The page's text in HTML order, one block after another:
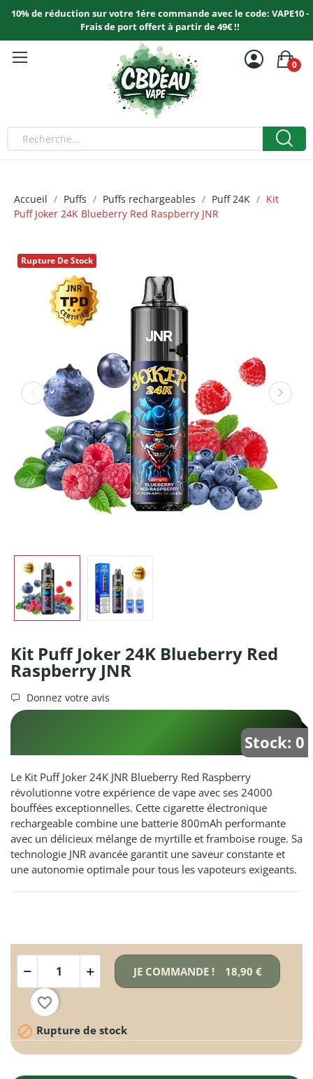
10% de réduction sur votre 1ére commande avec le code: VAPE10 -
Frais de port offert à partir de 49€ !!
0
Accueil Puffs Puffs rechargeables Puff 24K
Kit
Puff Joker 24K Blueberry Red Raspberry JNR
Rupture De Stock
Kit Puff Joker 24K Blueberry Red
Raspberry JNR
Donnez votre avis
Stock: 0
Le Kit Puff Joker 24K JNR Blueberry Red Raspberry
révolutionne votre expérience de vape avec ses 24000
bouffées exceptionnelles. Cette cigarette électronique
rechargeable combine une batterie 800mAh performante
avec un délicieux mélange de myrtille et framboise rouge. Sa
technologie JNR avancée garantit une saveur constante et
une autonomie optimale pour tous les vapoteurs exigeants.
JE COMMANDE ! 18,90 €
favorite_border
 Rupture de stock